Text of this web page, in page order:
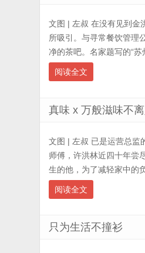
文图 | 左叔 在没有见到金
所吸引。与寻常餐饮管理
净的茶吧。名家题写的“
阅读全文
真味 x 万般滋味不
文图 | 左叔 已是运营总监
师傅，许洪林近四十年尝
生的他，为了减轻家中的
阅读全文
只为生活不撞衫